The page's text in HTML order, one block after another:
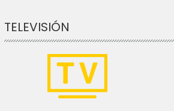
TELEVISIÓN